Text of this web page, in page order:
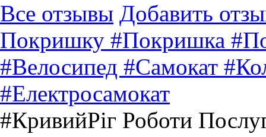
Все отзывы Добавить
Покришку #Покришка
#Велосипед #Самокат
#Електросамокат
#КривийРіг Роботи